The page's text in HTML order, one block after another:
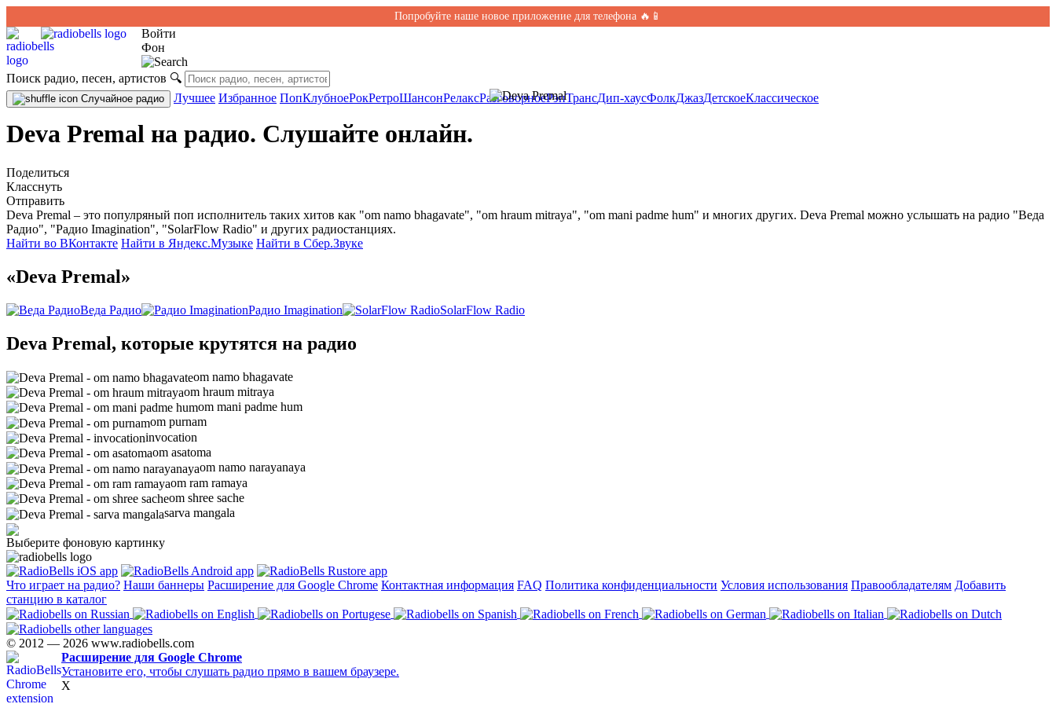
Попробуйте наше новое приложение для телефона 🔥📱
Войти
Фон
Поиск радио, песен, артистов 🔍
Случайное радио Лучшее Избранное ПопКлубноеРокРетроШансонРелаксРазговорноеРэпТрансДип-хаусФолкДжазДетскоеКлассическое
Deva Premal на радио. Слушайте онлайн.
Поделиться
Класснуть
Отправить
Deva Premal – это популряный поп исполнитель таких хитов как "om namo bhagavate", "om hraum mitraya", "om mani padme hum" и многих других. Deva Premal можно услышать на радио "Веда
Радио", "Радио Imagination", "SolarFlow Radio" и других радиостанциях.
Найти во ВКонтакте Найти в Яндекс.Музыке Найти в Сбер.Звуке
«Deva Premal»
Веда Радио Радио Imagination SolarFlow Radio
Deva Premal, которые крутятся на радио
om namo bhagavate
om hraum mitraya
om mani padme hum
om purnam
invocation
om asatoma
om namo narayanaya
om ram ramaya
om shree sache
sarva mangala
Выберите фоновую картинку
Что играет на радио? Наши баннеры Расширение для Google Chrome Контактная информация FAQ Политика конфиденциальности Условия использования Правообладателям Добавить
станцию в каталог
© 2012 — 2026 www.radiobells.com
Расширение для Google Chrome
Установите его, чтобы слушать радио прямо в вашем браузере.
X